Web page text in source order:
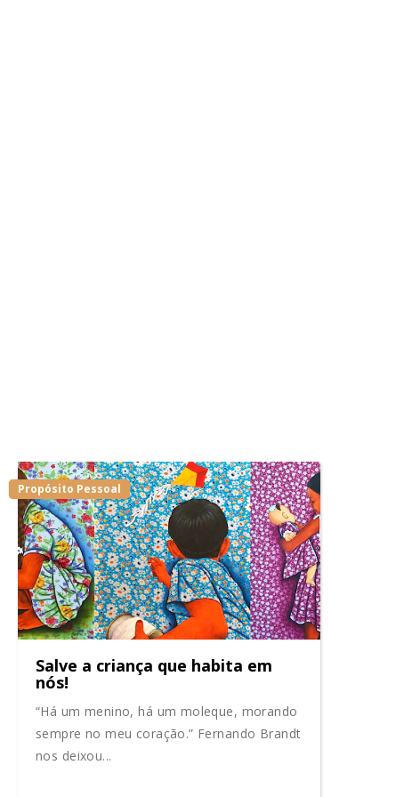
Propósito Pessoal
Salve a criança que habita em
nós!
“Há um menino, há um moleque, morando
sempre no meu coração.” Fernando Brandt
nos deixou...